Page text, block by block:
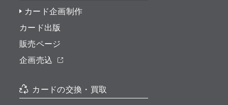
カード企画制作
カード出版
販売ページ
企画売込
カードの交換・買取